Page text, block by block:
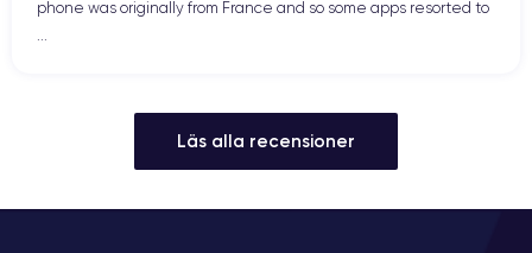
phone was originally from France and so some apps resorted to
Läs alla recensioner